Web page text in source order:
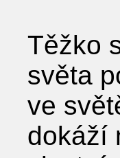
Těžko
světa
ve
dokáží